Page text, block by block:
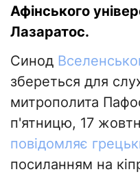
Афінського
Лазаратос.
Синод
збереться для
митрополита
п'ятницю, 17
повідомляє
посиланням на